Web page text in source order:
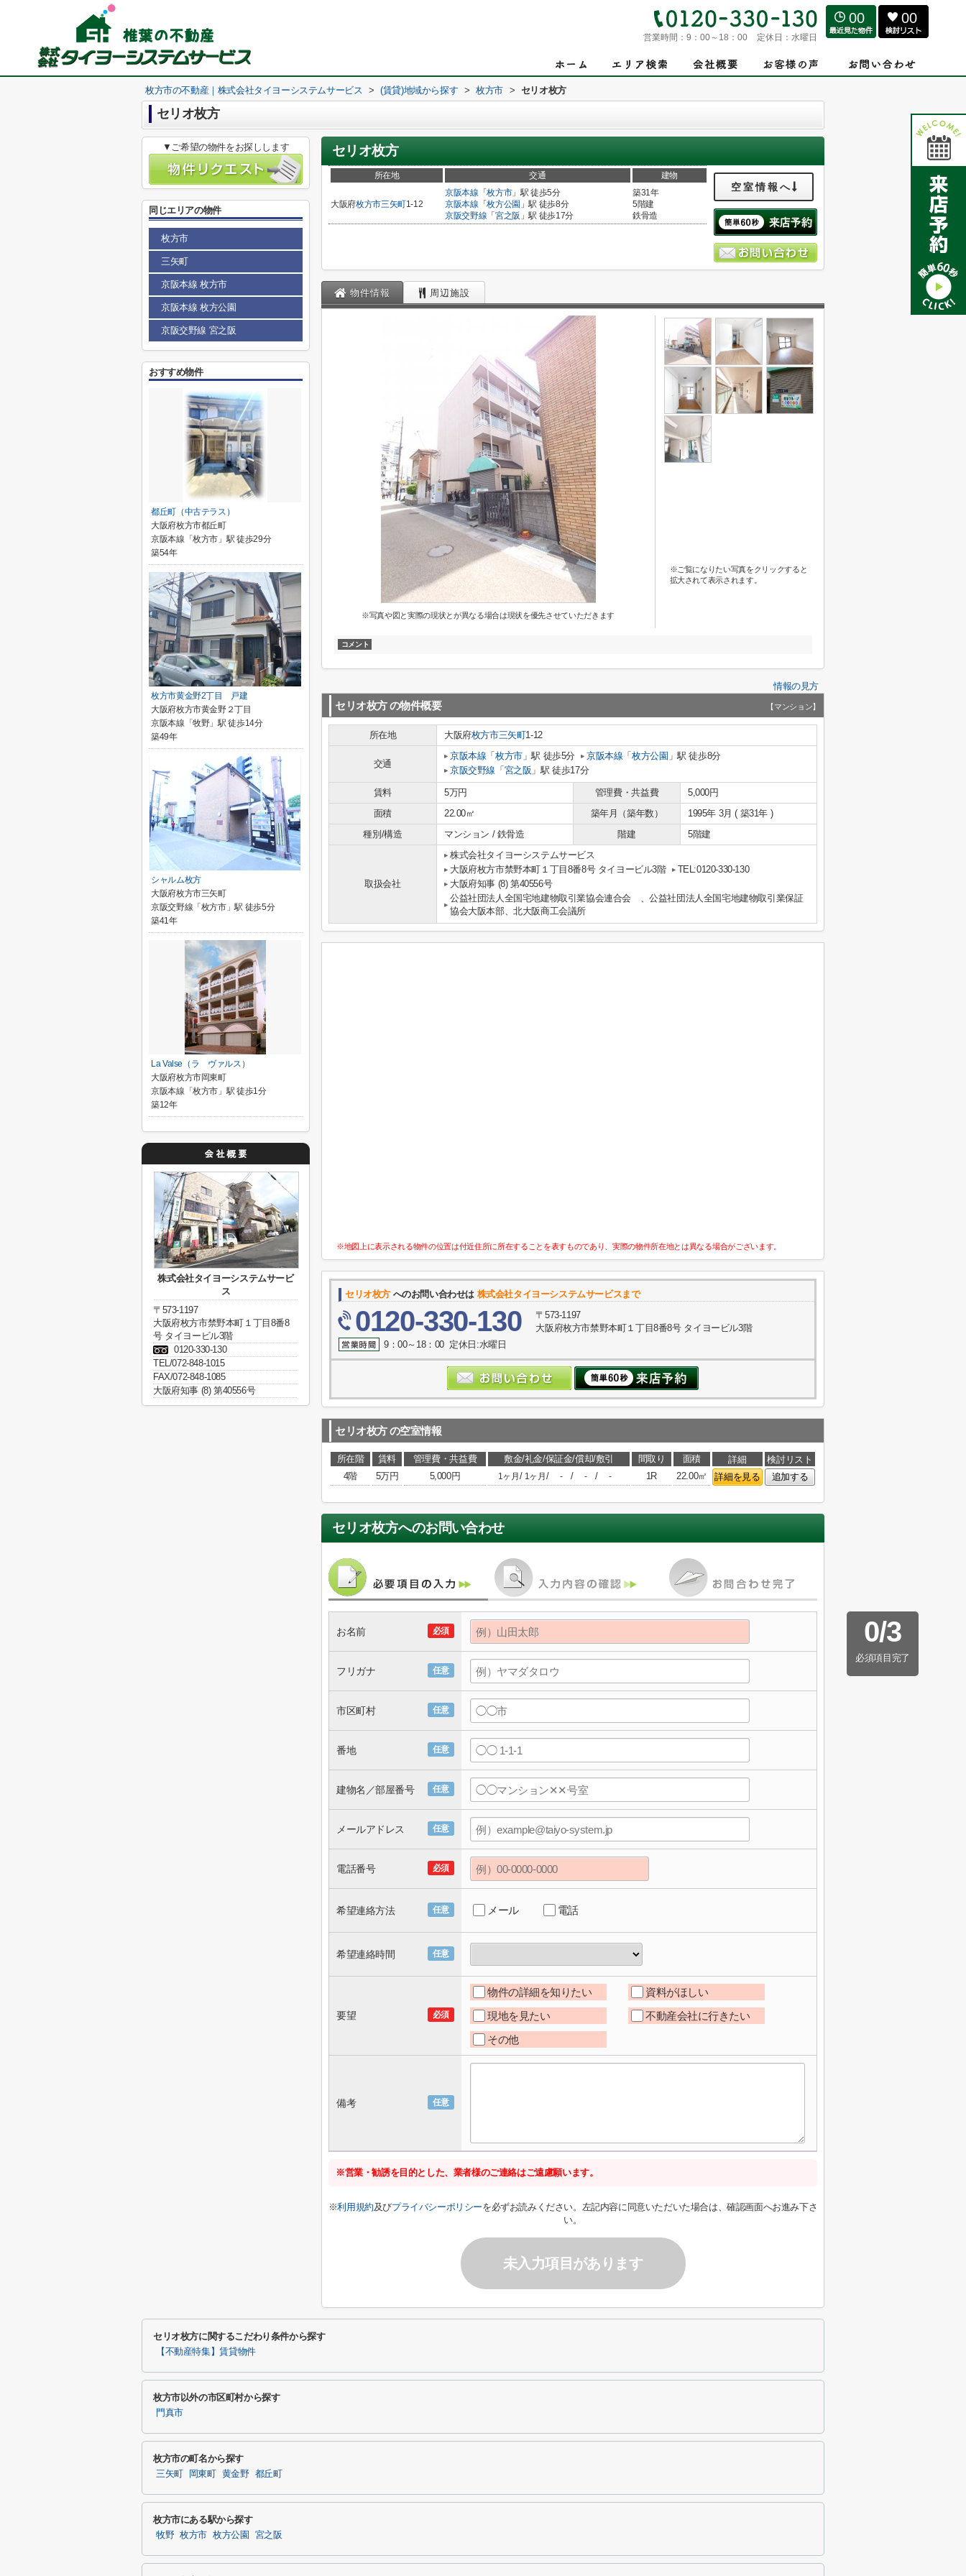
営業時間： 9：00～18：00 定休日： 水曜日
00 00
枚方市の不動産｜株式会社タイヨーシステムサービス > (賃貸)地域から探す > 枚方市 > セリオ枚方
セリオ枚方
セリオ枚方
所在地 交通 建物
大阪府枚方市三矢町1-12
京阪本線 「枚方市」駅 徒歩5分
京阪本線 「枚方公園 」駅 徒歩8分
京阪交野線 「 宮之阪 」駅 徒歩17分
築31年
5階建
鉄骨造
空室情報へ
物件情報 周辺施設
※写真や図と実際の現状とが異なる場合は現状を優先させていただきます
※ご覧になりたい写真をクリックすると
拡大されて表示されます。
コメント
情報の見方
セリオ枚方の物件概要 【マンション】
所在地 大阪府枚方市三矢町1-12
交通
京阪本線 「枚方市」駅 徒歩5分 京阪本線 「枚方公園 」駅 徒歩8分
京阪交野線 「 宮之阪 」駅 徒歩17分
賃料 5万円 管理費・共益費
5,000円
面積
22.00㎡ 築年月（築年数）
1995年 3月 ( 築31年 )
種別/構造
マンション / 鉄骨造 階建 5階建
取扱会社
株式会社タイヨーシステムサービス
大阪府枚方市禁野本町１丁目8番8号 タイヨービル3階
TEL:0120-330-130
大阪府知事 (8) 第40556号
公益社団法人全国宅地建物取引業協会連合会 、公益社団法人全国宅地建物取引業保証
協会大阪本部、北大阪商工会議所
※地図上に表示される物件の位置は付近住所に所在することを表すものであり、実際の物件所在地とは異なる場合がございます。
セリオ枚方 へのお問い合わせは 株式会社タイヨーシステムサービスまで
0120-330-130
〒573-1197
大阪府枚方市禁野本町１丁目8番8号 タイヨービル3階
9：00～18：00 定休日:水曜日
セリオ枚方の空室情報
所在階 賃料 管理費・共益費 敷金/礼金/保証金/償却/敷引 間取り 面積 詳細
検討リスト
4階
5万円 5,000円 1ヶ月 / 1ヶ月 / - / - / - 1R 22.00㎡ 詳細を見る 追加する
セリオ枚方へのお問い合わせ
0/3
必須項目完了
必須
お名前
任意
フリガナ
任意
市区町村
任意
番地
任意
建物名／部屋番号
任意
メールアドレス
必須
電話番号
任意
希望連絡方法 メール 電話
任意
希望連絡時間
必須
要望
物件の詳細を知りたい
資料がほしい
現地を見たい
不動産会社に行きたい
その他
任意
備考
※営業・勧誘を目的とした、業者様のご連絡はご遠慮願います。
※利用規約及びプライバシーポリシーを必ずお読みください。左記内容に同意いただいた場合は、確認画面へお進み下さ
い。
未入力項目があります
▼ご希望の物件をお探しします
同じエリアの物件
枚方市
三矢町
京阪本線 枚方市
京阪本線 枚方公園
京阪交野線 宮之阪
おすすめ物件
都丘町（中古テラス）
大阪府枚方市都丘町
京阪本線「枚方市」駅 徒歩29分
築54年
枚方市黄金野2丁目 戸建
大阪府枚方市黄金野２丁目
京阪本線「牧野」駅 徒歩14分
築49年
シャルム枚方
大阪府枚方市三矢町
京阪交野線「枚方市」駅 徒歩5分
築41年
La Valse（ラ ヴァルス）
大阪府枚方市岡東町
京阪本線「枚方市」駅 徒歩1分
築12年
株式会社タイヨーシステムサービ
ス
〒573-1197
大阪府枚方市禁野本町１丁目8番8
号 タイヨービル3階
0120-330-130
TEL/072-848-1015
FAX/072-848-1085
大阪府知事 (8) 第40556号
セリオ枚方に関するこだわり条件から探す
【不動産特集】賃貸物件
枚方市以外の市区町村から探す
門真市
枚方市の町名から探す
三矢町 岡東町 黄金野 都丘町
枚方市にある駅から探す
牧野 枚方市 枚方公園 宮之阪